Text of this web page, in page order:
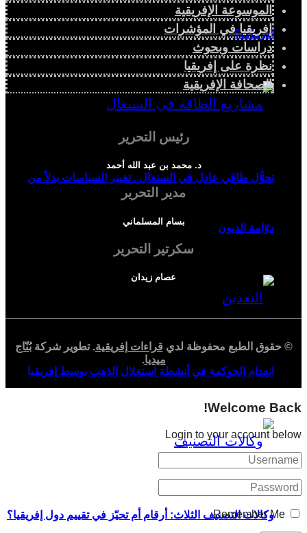
الأزمات؟
تحوُّل طاقي عادل في السنغال.. تغيير السياسات بدلاً من
دوّامة الديون
انعدام الحوكمة في أنشطة استغلال الذهب بوسط إفريقيا
وكالات التصنيف الثلاث: أرقام أم تحيّز في تقييم دول إفريقيا؟
الموسوعة الإفريقية
إفريقيا في المؤشرات
دراسات وبحوث
نظرة على إفريقيا
الصحافة الإفريقية
رئيس التحرير
د. محمد بن عبد الله أحمد
مدير التحرير
بسام المسلماني
سكرتير التحرير
عصام زيدان
© حقوق الطبع محفوظة لدي قراءات إفريقية. تطوير شركةبُنّاج
ميديا.
Welcome Back!
Login to your account below
Remember Me